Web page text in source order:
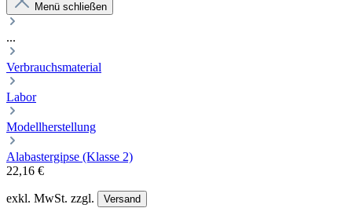
Menü schließen
...
Verbrauchsmaterial
Labor
Modellherstellung
Alabastergipse (Klasse 2)
22,16 €
exkl. MwSt. zzgl. Versand